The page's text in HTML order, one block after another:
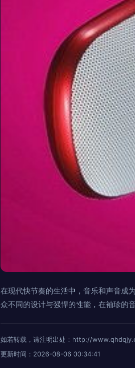
在现代快节奏的生活中，音乐和声音成
众不同的设计与强悍的性能，在袖珍的
如若转载，请注明出处：http://
更新时间：2026-08-06 00:34:41